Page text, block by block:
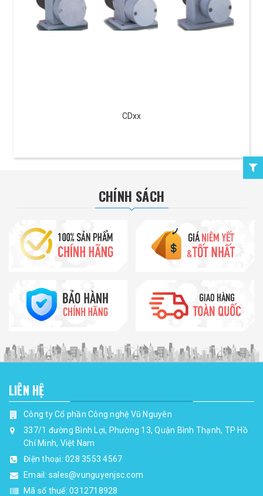
CDxx
CHÍNH SÁCH
LIÊN HỆ
Công ty Cổ phần Công nghệ Vũ Nguyên
337/1 đường Bình Lợi, Phường 13, Quận Bình Thạnh, TP Hồ
Chí Minh, Việt Nam
Điện thoại: 028 3553 4567
Email: sales@vunguyenjsc.com
Mã số thuế: 0312718928